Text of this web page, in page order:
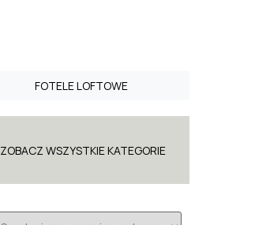
FOTELE LOFTOWE
ZOBACZ WSZYSTKIE KATEGORIE